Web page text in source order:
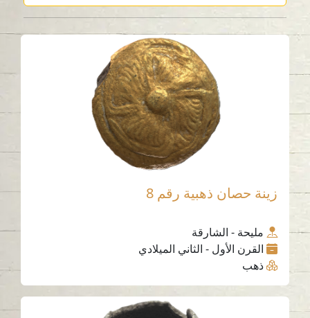
زينة حصان ذهبية رقم 8
مليحة - الشارقة
القرن الأول - الثاني الميلادي
ذهب